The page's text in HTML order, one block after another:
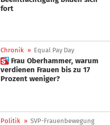
fort
Chronik » Equal Pay Day
 Frau Oberhammer, warum
verdienen Frauen bis zu 17
Prozent weniger?
Politik » SVP-Frauenbewegung